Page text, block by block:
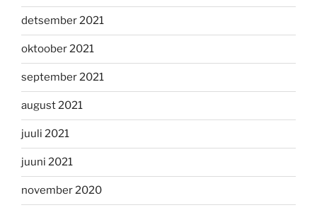
detsember 2021
oktoober 2021
september 2021
august 2021
juuli 2021
juuni 2021
november 2020